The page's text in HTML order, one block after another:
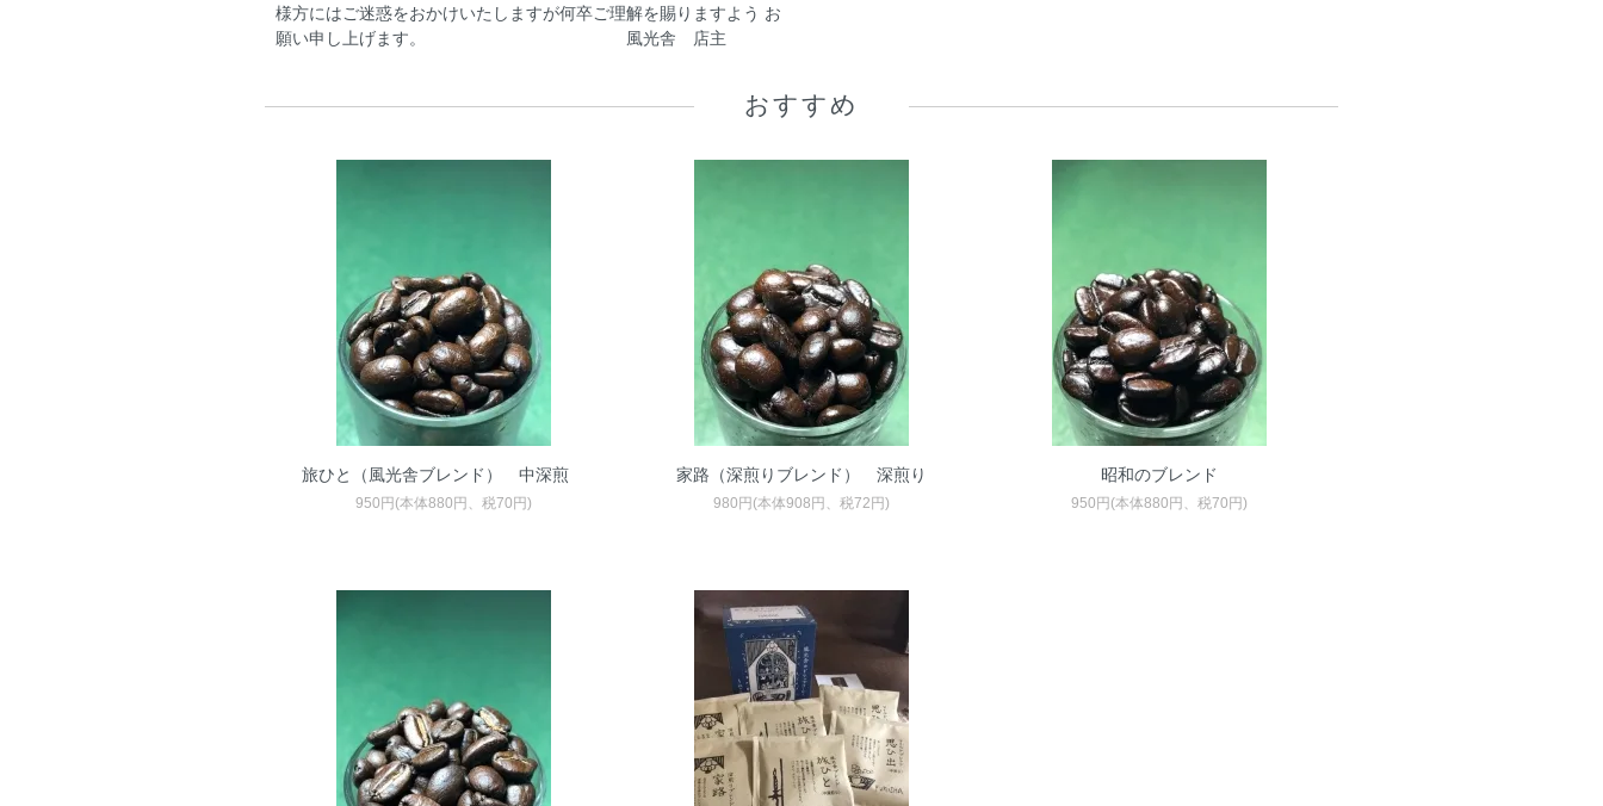
様方にはご迷惑をおかけいたしますが何卒ご理解を賜りますよう お
願い申し上げます。 風光舎 店主
おすすめ
旅ひと（風光舎ブレンド） 中深煎
950円(本体880円、税70円)
家路（深煎りブレンド） 深煎り
980円(本体908円、税72円)
昭和のブレンド
950円(本体880円、税70円)